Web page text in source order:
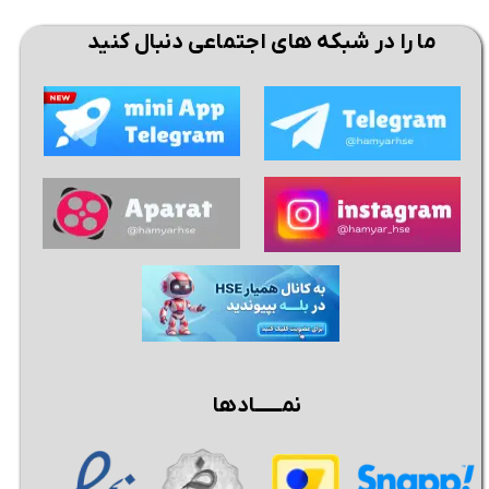
ما را در شبکه های اجتماعی دنبال کنید
نمــــــادها